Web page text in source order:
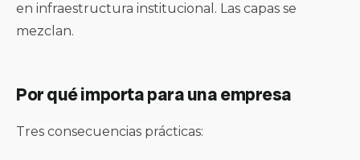
en infraestructura institucional. Las capas se
mezclan.
Por qué importa para una empresa
Tres consecuencias prácticas: